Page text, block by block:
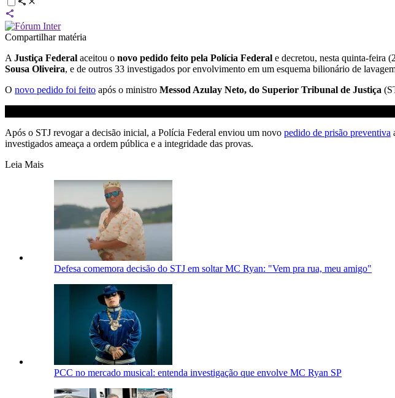
Compartilhar matéria
A Justiça Federal aceitou o novo pedido feito pela Polícia Federal e decretou, nesta quinta-feira
Sousa Oliveira, e de outros 33 investigados por envolvimento em um esquema bilionário de
O novo pedido foi feito após o ministro Messod Azulay Neto, do Superior Tribunal de Justiça
Após o STJ revogar a decisão inicial, a Polícia Federal enviou um novo pedido de prisão preventiva
investigados ameaça a ordem pública e a integridade das provas.
Leia Mais
Defesa comemora decisão do STJ em soltar MC Ryan: "Vem pra rua, meu amigo"
PCC no mercado musical: entenda investigação que envolve MC Ryan SP